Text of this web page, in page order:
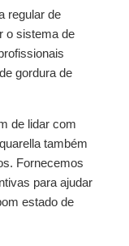
regular de
o sistema de
gordura de
de lidar com
também
Fornecemos
para ajudar
estado de